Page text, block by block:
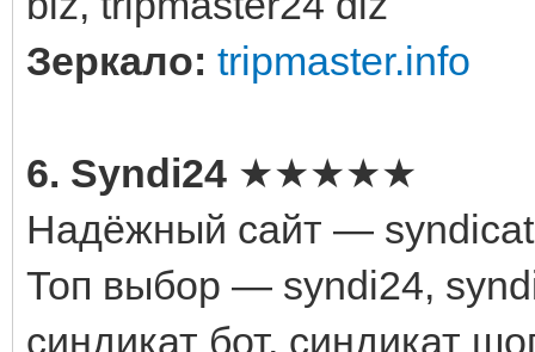
Зеркало: tripmaster.info
6. Syndi24 ★★★★★
Надёжный сайт —
Топ выбор — syndi24,
синдикат бот, синдикат